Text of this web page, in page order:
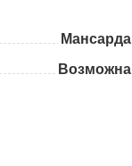
Мансарда
Возможна